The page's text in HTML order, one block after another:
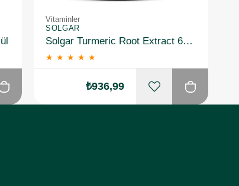
Vitaminler
SOLGAR
Solgar Turmeric Root Extract 60 Kapsül
★ ★ ★ ★ ★
₺936,99